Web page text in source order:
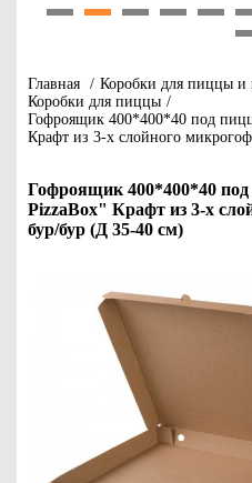
Главная / Коробки для пиццы и
Коробки для пиццы /
Гофроящик 400*400*40 под
Крафт из 3-х слойного
Гофроящик 400*400*40
PizzaBox" Крафт из 3-х
бур/бур (Д 35-40 см)